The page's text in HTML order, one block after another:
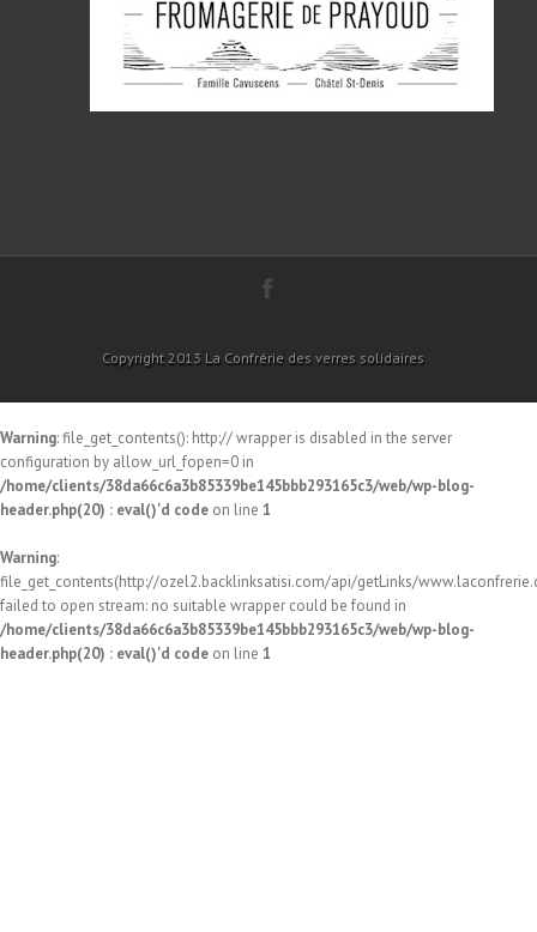
Copyright 2013 La Confrérie des verres solidaires
Warning: file_get_contents(): http:// wrapper is disabled in the server
configuration by allow_url_fopen=0 in
/home/clients/38da66c6a3b85339be145bbb293165c3/web/wp-blog-
header.php(20) : eval()'d code on line 1
Warning:
file_get_contents(http://ozel2.backlinksatisi.com/api/getLinks/
failed to open stream: no suitable wrapper could be found in
/home/clients/38da66c6a3b85339be145bbb293165c3/web/wp-blog-
header.php(20) : eval()'d code on line 1